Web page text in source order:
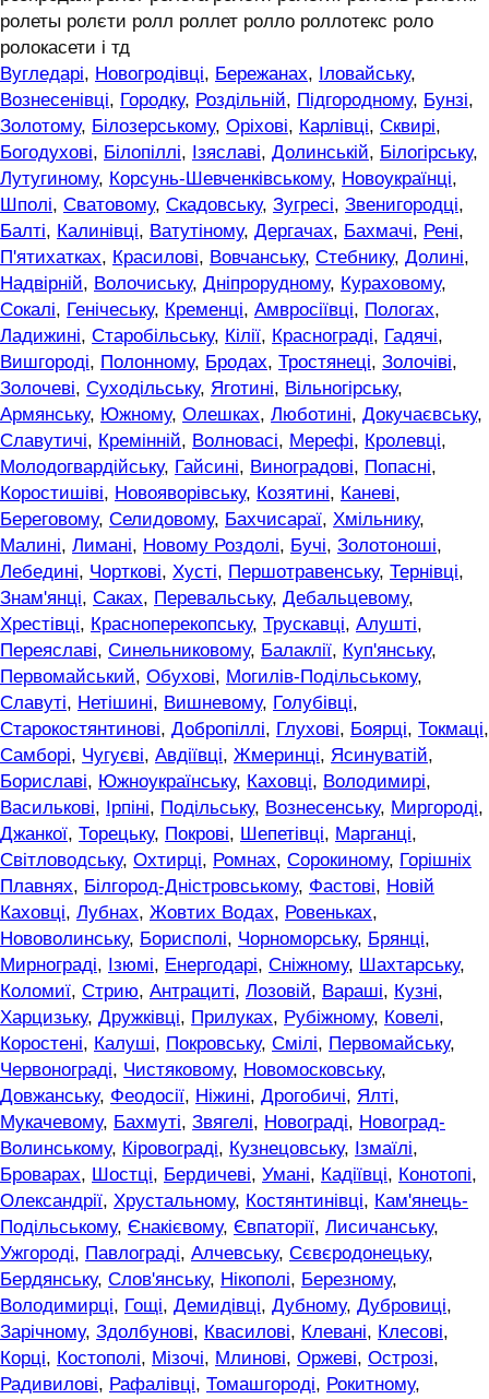
ролеты ролєти ролл роллет ролло роллотекс роло
ролокасети і тд
Вугледарі, Новогродівці, Бережанах, Іловайську,
Вознесенівці, Городку, Роздільній, Підгородному, Бунзі,
Золотому, Білозерському, Оріхові, Карлівці, Сквирі,
Богодухові, Білопіллі, Ізяславі, Долинській, Білогірську,
Лутугиному, Корсунь-Шевченківському, Новоукраїнці,
Шполі, Сватовому, Скадовську, Зугресі, Звенигородці,
Балті, Калинівці, Ватутіному, Дергачах, Бахмачі, Рені,
П'ятихатках, Красилові, Вовчанську, Стебнику, Долині,
Надвірній, Волочиську, Дніпрорудному, Кураховому,
Сокалі, Генічеську, Кременці, Амвросіївці, Пологах,
Ладижині, Старобільську, Кілії, Краснограді, Гадячі,
Вишгороді, Полонному, Бродах, Тростянеці, Золочіві,
Золочеві, Суходільську, Яготині, Вільногірську,
Армянську, Южному, Олешках, Люботині, Докучаєвську,
Славутичі, Кремінній, Волновасі, Мерефі, Кролевці,
Молодогвардійську, Гайсині, Виноградові, Попасні,
Коростишіві, Новояворівську, Козятині, Каневі,
Береговому, Селидовому, Бахчисараї, Хмільнику,
Малині, Лимані, Новому Роздолі, Бучі, Золотоноші,
Лебедині, Чорткові, Хусті, Першотравенську, Тернівці,
Знам'янці, Саках, Перевальську, Дебальцевому,
Хрестівці, Красноперекопську, Трускавці, Алушті,
Переяславі, Синельниковому, Балаклії, Куп'янську,
Первомайський, Обухові, Могилів-Подільському,
Славуті, Нетішині, Вишневому, Голубівці,
Старокостянтинові, Добропіллі, Глухові, Боярці, Токмаці,
Самборі, Чугуєві, Авдіївці, Жмеринці, Ясинуватій,
Бориславі, Южноукраїнську, Каховці, Володимирі,
Василькові, Ірпіні, Подільську, Вознесенську, Миргороді,
Джанкої, Торецьку, Покрові, Шепетівці, Марганці,
Світловодську, Охтирці, Ромнах, Сорокиному, Горішніх
Плавнях, Білгород-Дністровському, Фастові, Новій
Каховці, Лубнах, Жовтих Водах, Ровеньках,
Нововолинську, Борисполі, Чорноморську, Брянці,
Мирнограді, Ізюмі, Енергодарі, Сніжному, Шахтарську,
Коломиї, Стрию, Антрациті, Лозовій, Вараші, Кузні,
Харцизьку, Дружківці, Прилуках, Рубіжному, Ковелі,
Коростені, Калуші, Покровську, Смілі, Первомайську,
Червонограді, Чистяковому, Новомосковську,
Довжанську, Феодосії, Ніжині, Дрогобичі, Ялті,
Мукачевому, Бахмуті, Звягелі, Новограді, Новоград-
Волинському, Кіровограді, Кузнецовську, Ізмаїлі,
Броварах, Шостці, Бердичеві, Умані, Кадіївці, Конотопі,
Олександрії, Хрустальному, Костянтинівці, Кам'янець-
Подільському, Єнакієвому, Євпаторії, Лисичанську,
Ужгороді, Павлограді, Алчевську, Сєвєродонецьку,
Бердянську, Слов'янську, Нікополі, Березному,
Володимирці, Гощі, Демидівці, Дубному, Дубровиці,
Зарічному, Здолбунові, Квасилові, Клевані, Клесові,
Корці, Костополі, Мізочі, Млинові, Оржеві, Острозі,
Радивилові, Рафалівці, Томашгороді, Рокитному,